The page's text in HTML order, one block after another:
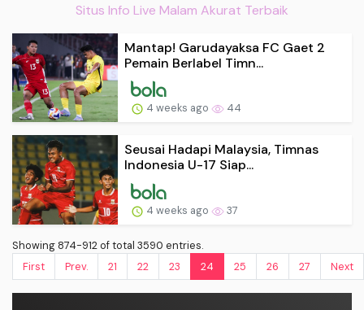
Situs Info Live Malam Akurat Terbaik
Mantap! Garudayaksa FC Gaet 2
Pemain Berlabel Timn...
4 weeks ago 44
Seusai Hadapi Malaysia, Timnas
Indonesia U-17 Siap...
4 weeks ago 37
Showing 874-912 of total 3590 entries.
First
Prev. 21 22 23 24 25 26 27 Next